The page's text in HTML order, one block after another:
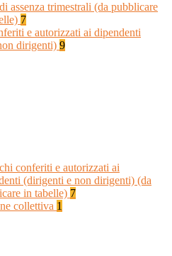
assenza trimestrali (da pubblicare
7
e autorizzati ai dipendenti
dirigenti) 9
conferiti e autorizzati ai
(dirigenti e non dirigenti) (da
in tabelle) 7
collettiva 1